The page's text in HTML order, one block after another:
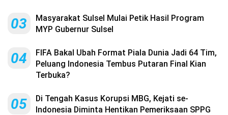
03
Masyarakat Sulsel Mulai Petik Hasil Program
MYP Gubernur Sulsel
04
FIFA Bakal Ubah Format Piala Dunia Jadi 64 Tim,
Peluang Indonesia Tembus Putaran Final Kian
Terbuka?
05
Di Tengah Kasus Korupsi MBG, Kejati se-
Indonesia Diminta Hentikan Pemeriksaan SPPG